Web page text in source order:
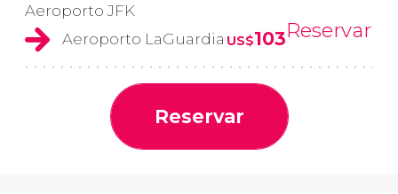
Aeroporto JFK
Aeroporto LaGuardia US$103Reservar
Reservar